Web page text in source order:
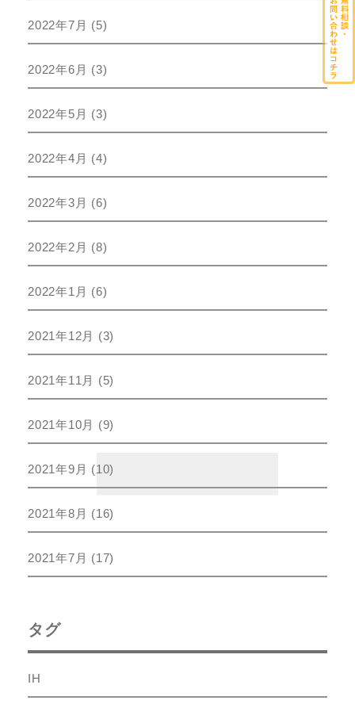
2022年7月 (5)
2022年6月 (3)
2022年5月 (3)
2022年4月 (4)
2022年3月 (6)
2022年2月 (8)
2022年1月 (6)
2021年12月 (3)
2021年11月 (5)
2021年10月 (9)
2021年9月 (10)
2021年8月 (16)
2021年7月 (17)
タグ
IH